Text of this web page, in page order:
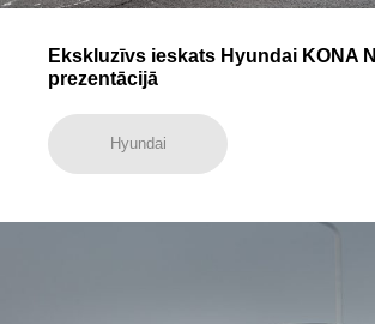
Ekskluzīvs ieskats Hyundai KONA N
prezentācijā
Hyundai